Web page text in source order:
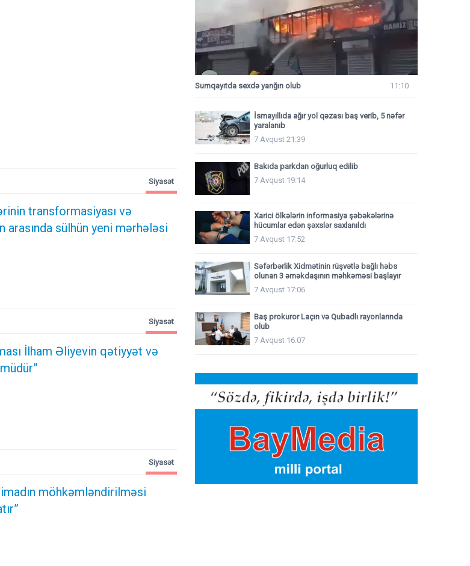
transformasiyası və
sülhün yeni mərhələsi
Siyasət
İlham Əliyevin qətiyyət və
Siyasət
möhkəmləndirilməsi
Siyasət
Sumqayıtda sexdə yanğın olub 11:10
İsmayıllıda ağır yol qəzası baş verib, 5 nəfər
yaralanıb
7 Avqust 21:39
Bakıda parkdan oğurluq edilib
7 Avqust 19:14
Xarici ölkələrin informasiya şəbəkələrinə
hücumlar edən şəxslər saxlanıldı
7 Avqust 17:52
Səfərbərlik Xidmətinin rüşvətlə bağlı həbs
olunan 3 əməkdaşının məhkəməsi başlayır
7 Avqust 17:06
Baş prokuror Laçın və Qubadlı rayonlarında
olub
7 Avqust 16:07